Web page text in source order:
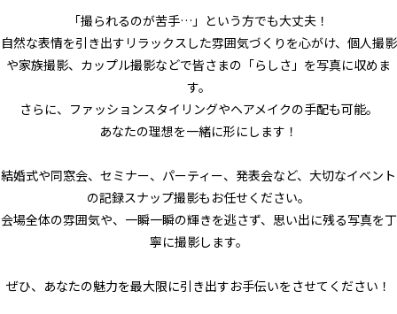
「撮られるのが苦手…」という方でも大丈夫！
自然な表情を引き出すリラックスした雰囲気づくりを心がけ、個人撮影
や家族撮影、カップル撮影などで皆さまの「らしさ」を写真に収めま
す。
さらに、ファッションスタイリングやヘアメイクの手配も可能。
あなたの理想を一緒に形にします！
結婚式や同窓会、セミナー、パーティー、発表会など、大切なイベント
の記録スナップ撮影もお任せください。
会場全体の雰囲気や、一瞬一瞬の輝きを逃さず、思い出に残る写真を丁
寧に撮影します。
ぜひ、あなたの魅力を最大限に引き出すお手伝いをさせてください！